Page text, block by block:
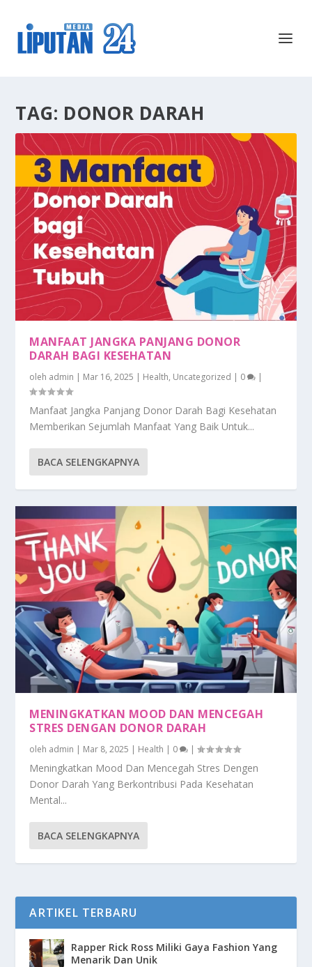
TAG: DONOR DARAH
MANFAAT JANGKA PANJANG DONOR
DARAH BAGI KESEHATAN
oleh admin | Mar 16, 2025 | Health, Uncategorized | 0 |
Manfaat Jangka Panjang Donor Darah Bagi Kesehatan
Memberikan Sejumlah Manfaat Yang Baik Untuk...
BACA SELENGKAPNYA
MENINGKATKAN MOOD DAN MENCEGAH
STRES DENGAN DONOR DARAH
oleh admin | Mar 8, 2025 | Health | 0 |
Meningkatkan Mood Dan Mencegah Stres Dengen
Donor Darah Yang Berkontribusi Pada Kesehatan
Mental...
BACA SELENGKAPNYA
ARTIKEL TERBARU
Rapper Rick Ross Miliki Gaya Fashion Yang
Menarik Dan Unik